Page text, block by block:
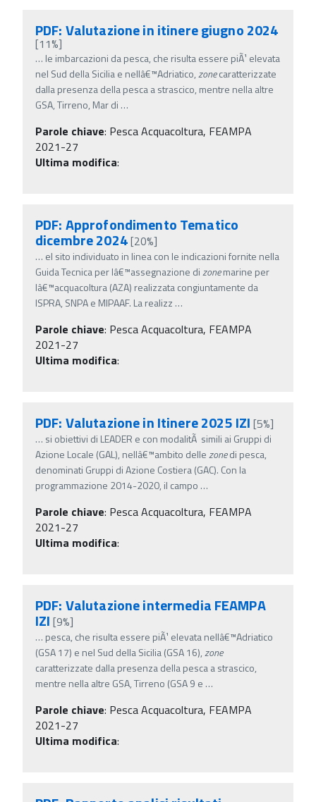
PDF: Valutazione in itinere giugno 2024
[11%]
… le imbarcazioni da pesca, che risulta essere piÃ¹ elevata
nel Sud della Sicilia e nellâ€™Adriatico,zonecaratterizzate
dalla presenza della pesca a strascico, mentre nella altre
GSA, Tirreno, Mar di …
Parole chiave: Pesca Acquacoltura, FEAMPA
2021-27
Ultima modifica:
PDF: Approfondimento Tematico
dicembre 2024[20%]
… el sito individuato in linea con le indicazioni fornite nella
Guida Tecnica per lâ€™assegnazione dizonemarine per
lâ€™acquacoltura (AZA) realizzata congiuntamente da
ISPRA, SNPA e MIPAAF. La realizz …
Parole chiave: Pesca Acquacoltura, FEAMPA
2021-27
Ultima modifica:
PDF: Valutazione in Itinere 2025 IZI [5%]
… si obiettivi di LEADER e con modalitÃ simili ai Gruppi di
Azione Locale (GAL), nellâ€™ambito dellezonedi pesca,
denominati Gruppi di Azione Costiera (GAC). Con la
programmazione 2014-2020, il campo …
Parole chiave: Pesca Acquacoltura, FEAMPA
2021-27
Ultima modifica:
PDF: Valutazione intermedia FEAMPA
IZI [9%]
… pesca, che risulta essere piÃ¹ elevata nellâ€™Adriatico
(GSA 17) e nel Sud della Sicilia (GSA 16),zone
caratterizzate dalla presenza della pesca a strascico,
mentre nella altre GSA, Tirreno (GSA 9 e …
Parole chiave: Pesca Acquacoltura, FEAMPA
2021-27
Ultima modifica: